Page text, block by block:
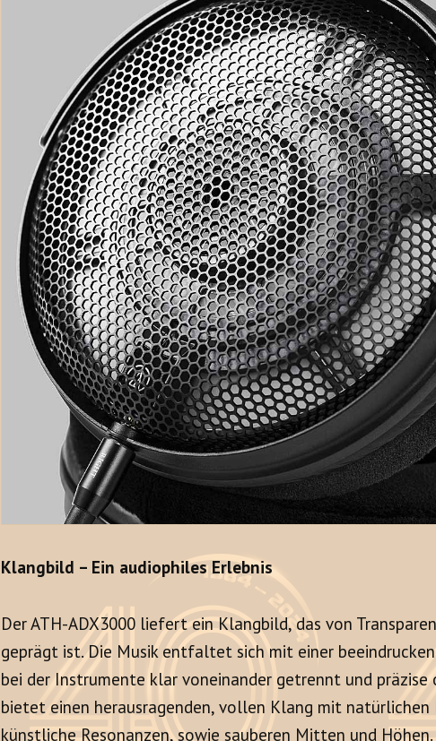
Klangbild – Ein audiophiles Erlebnis
Der ATH-ADX3000 liefert ein Klangbild, das von
geprägt ist. Die Musik entfaltet sich mit einer
bei der Instrumente klar voneinander getrennt und präzise
bietet einen herausragenden, vollen Klang mit natürlichen
künstliche Resonanzen, sowie sauberen Mitten und Höhen